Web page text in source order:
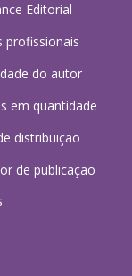
Editorial
profissionais
do autor
em quantidade
distribuição
de publicação